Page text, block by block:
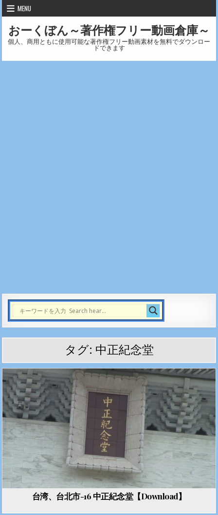
Skip to content
MENU
おーくぼん～著作権フリー動画倉庫～
個人、商用ともに使用可能な著作権フリー動画素材を無料でダウンロー
ドできます
タグ: 中正紀念堂
台湾、台北市-16 中正紀念堂【Download】